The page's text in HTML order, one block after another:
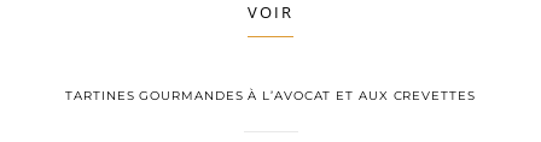
VOIR
TARTINES GOURMANDES À L’AVOCAT ET AUX CREVETTES